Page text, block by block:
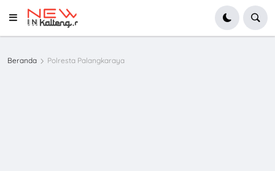
Beranda Polresta Palangkaraya